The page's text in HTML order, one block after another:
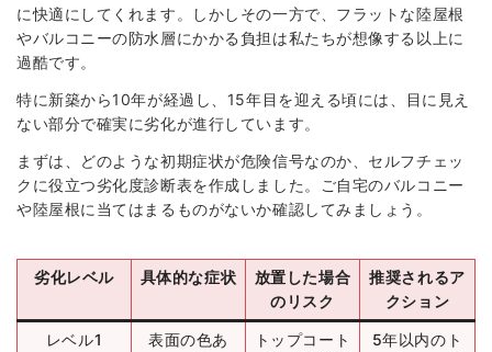
に快適にしてくれます。しかしその一方で、フラットな陸屋根
やバルコニーの防水層にかかる負担は私たちが想像する以上に
過酷です。
特に新築から10年が経過し、15年目を迎える頃には、目に見え
ない部分で確実に劣化が進行しています。
まずは、どのような初期症状が危険信号なのか、セルフチェッ
クに役立つ劣化度診断表を作成しました。ご自宅のバルコニー
や陸屋根に当てはまるものがないか確認してみましょう。
劣化レベル 具体的な症状
放置した場合
のリスク
推奨されるア
クション
レベル1
表面の色あ
トップコート
5年以内のト